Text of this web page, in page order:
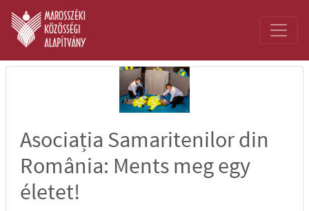
Asociația Samaritenilor din
România: Ments meg egy
életet!